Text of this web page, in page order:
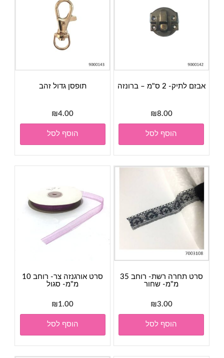
אבזם לתיק- 2 ס"מ – ברונזה
₪8.00
הוסף לסל
תופסן גדול זהב
₪4.00
הוסף לסל
סרט תחרה רשת- רוחב 35
מ"מ- שחור
₪3.00
הוסף לסל
סרט אורגנזה צר- רוחב 10
מ"מ- סגול
₪1.00
הוסף לסל